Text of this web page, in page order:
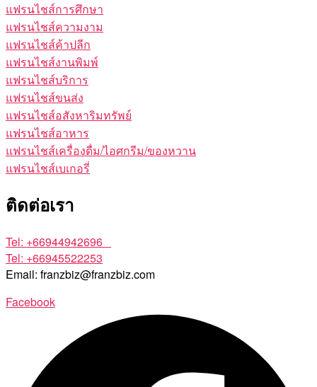
แฟรนไชส์การศึกษา
แฟรนไชส์ความงาม
แฟรนไชส์ค้าปลีก
แฟรนไชส์งานพิมพ์
แฟรนไชส์บริการ
แฟรนไชส์ขนส่ง
แฟรนไชส์อสังหาริมทรัพย์
แฟรนไชส์อาหาร
แฟรนไชส์เครื่องดื่ม/ไอศกรีม/ของหวาน
แฟรนไชส์เบเกอรี่
ติดต่อเรา
Tel: +66944942696
Tel: +66945522253
Email: franzbiz@franzbiz.com
Facebook